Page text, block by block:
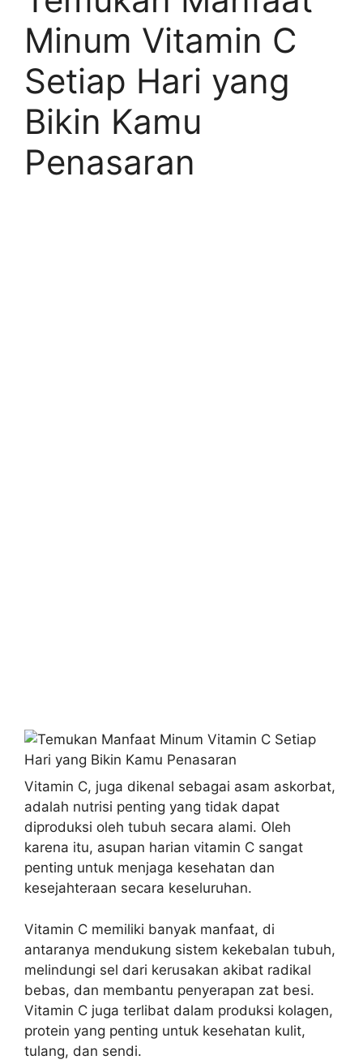
Minum Vitamin C
Setiap Hari yang
Bikin Kamu
Penasaran
Vitamin C, juga dikenal sebagai asam askorbat,
adalah nutrisi penting yang tidak dapat
diproduksi oleh tubuh secara alami. Oleh
karena itu, asupan harian vitamin C sangat
penting untuk menjaga kesehatan dan
kesejahteraan secara keseluruhan.
Vitamin C memiliki banyak manfaat, di
antaranya mendukung sistem kekebalan tubuh,
melindungi sel dari kerusakan akibat radikal
bebas, dan membantu penyerapan zat besi.
Vitamin C juga terlibat dalam produksi kolagen,
protein yang penting untuk kesehatan kulit,
tulang, dan sendi.